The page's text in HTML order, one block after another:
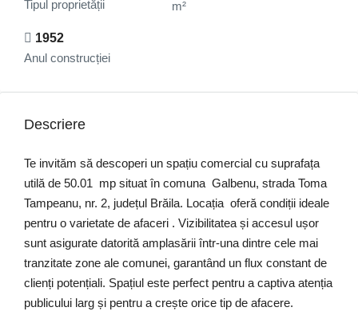
Tipul proprietății
m²
1952
Anul construcției
Descriere
Te invităm să descoperi un spațiu comercial cu suprafața
utilă de 50.01 mp situat în comuna Galbenu, strada Toma
Tampeanu, nr. 2, județul Brăila. Locația oferă condiții ideale
pentru o varietate de afaceri . Vizibilitatea și accesul ușor
sunt asigurate datorită amplasării într-una dintre cele mai
tranzitate zone ale comunei, garantând un flux constant de
clienți potențiali. Spațiul este perfect pentru a captiva atenția
publicului larg și pentru a crește orice tip de afacere.